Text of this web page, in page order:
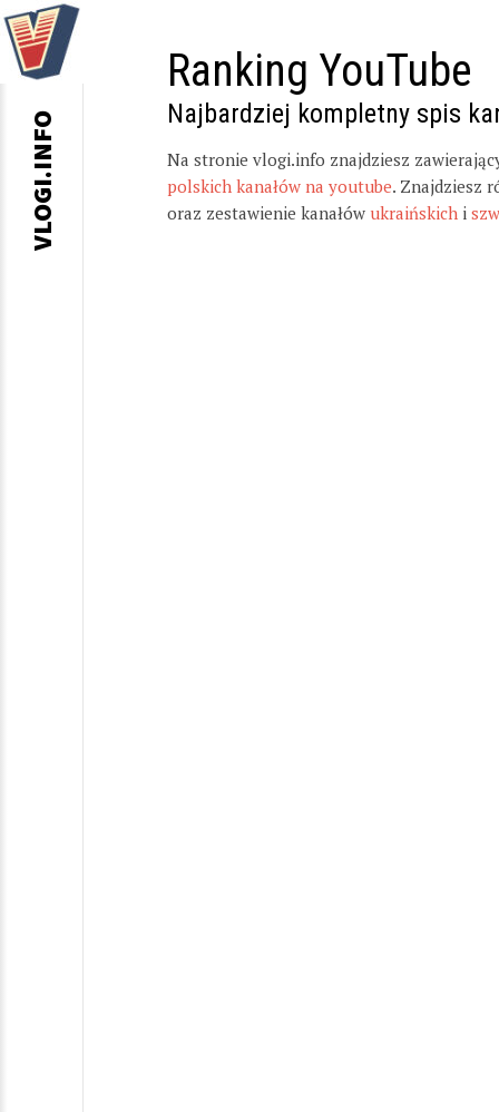
Ranking YouTube
Najbardziej kompletny spis
Na stronie vlogi.info znajdziesz
polskich kanałów na youtube. Znajdziesz
oraz zestawienie kanałów ukraińskich i
VLOGI.INFO